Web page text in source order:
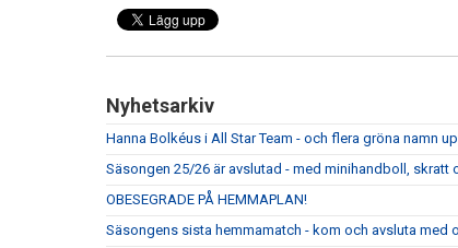
Nyhetsarkiv
Hanna Bolkéus i All Star Team - och flera gröna namn
Säsongen 25/26 är avslutad - med minihandboll, skratt
OBESEGRADE PÅ HEMMAPLAN!
Säsongens sista hemmamatch - kom och avsluta med